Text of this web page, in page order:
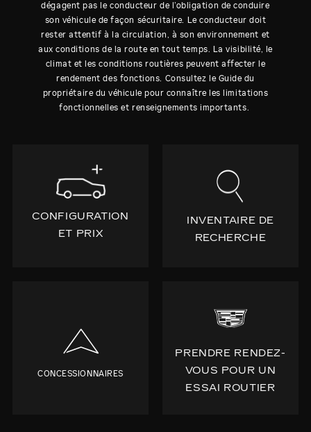
dégagent pas le conducteur de l’obligation de conduire
son véhicule de façon sécuritaire. Le conducteur doit
rester attentif à la circulation, à son environnement et
aux conditions de la route en tout temps. La visibilité, le
climat et les conditions routières peuvent affecter le
rendement des fonctions. Consultez le Guide du
propriétaire du véhicule pour connaître les limitations
fonctionnelles et renseignements importants.
CONFIGURATION
ET PRIX
INVENTAIRE DE
RECHERCHE
CONCESSIONNAIRES
PRENDRE RENDEZ-
VOUS POUR UN
ESSAI ROUTIER